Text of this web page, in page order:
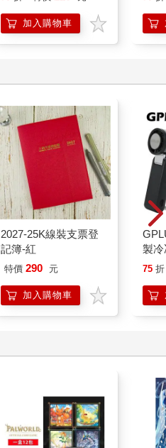
加入購物車
2027-25K線裝支票登
記簿-紅
特價 290 元
加入購物車
製
75 折